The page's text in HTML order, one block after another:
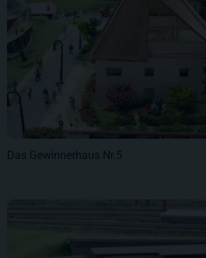
Das Gewinnerhaus Nr.5